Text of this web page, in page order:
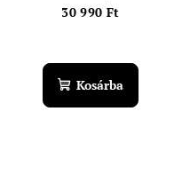
30 990 Ft
Kosárba